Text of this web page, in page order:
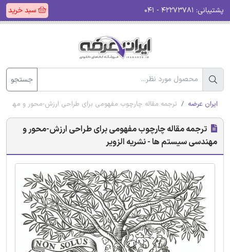
پشتیبانی: سبد خرید
جستجو
ایران عرضه ترجمه مقاله چارچوب مفهومی برای طراحی ارزش-محور و
ترجمه مقاله چارچوب مفهومی برای طراحی ارزش-محور و
مهندسی سیستم ها - نشریه الزویر